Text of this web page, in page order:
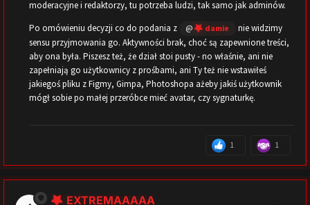
moderacyjne i redaktorzy, tu potrzeba ludzi, tak samo jak adminów.
Po omówieniu decyzji co do podania z
@ damie
nie widzimy
sensu przyjmowania go. Aktywności brak, choć są zapewnione treści,
aby ona była. Piszesz też, że dział stoi pusty - no właśnie, ani nie
zapełniają go użytkownicy z prośbami, ani Ty też nie wstawiłeś
jakiegoś pliku z Figmy, Gimpa, Photoshopa ażeby jakiś użytkownik
mógł sobie po małej przeróbce mieć avatar, czy sygnaturkę.
1 1
EXTREMAAAAA